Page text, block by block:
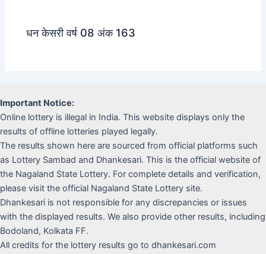
धन केसरी वर्ष 08 अंक 163
Important Notice:
Online lottery is illegal in India. This website displays only the
results of offline lotteries played legally.
The results shown here are sourced from official platforms such
as Lottery Sambad and Dhankesari. This is the official website of
the Nagaland State Lottery. For complete details and verification,
please visit the official Nagaland State Lottery site.
Dhankesari is not responsible for any discrepancies or issues
with the displayed results. We also provide other results, including
Bodoland, Kolkata FF.
All credits for the lottery results go to dhankesari.com